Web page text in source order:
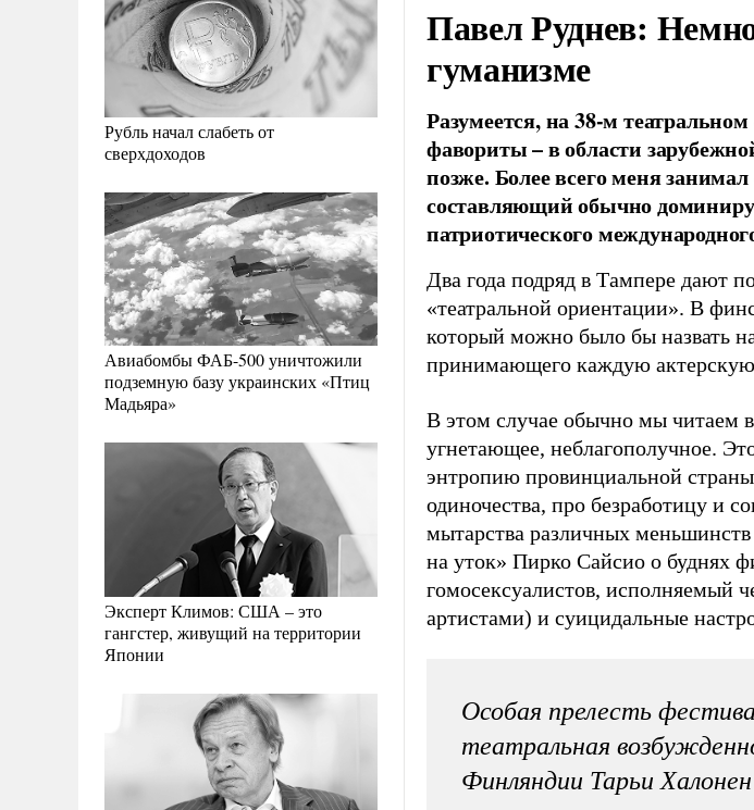
Рубль начал слабеть от
сверхдоходов
Авиабомбы ФАБ-500 уничтожили
подземную базу украинских «Птиц
Мадьяра»
Эксперт Климов: США – это
гангстер, живущий на территории
Японии
Павел Руднев:
гуманизме
Разумеется, на 38-м
фавориты – в области
позже. Более всего меня
составляющий обычно
патриотического
Два года подряд в Тампере дают
«театральной ориентации». В
который можно было бы назвать
принимающего каждую
В этом случае обычно мы читаем
угнетающее, неблагополучное.
энтропию провинциальной страны
одиночества, про безработицу и
мытарства различных
на уток» Пирко Сайсио о буднях
гомосексуалистов,
артистами) и суицидальные
Особая прелесть
театральная
Финляндии Тарьи Халонен